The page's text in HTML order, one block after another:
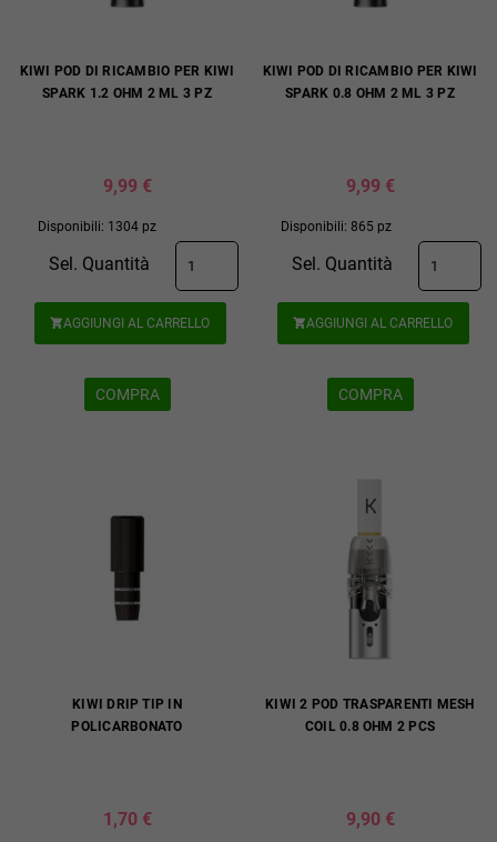
KIWI POD DI RICAMBIO PER KIWI
SPARK 1.2 OHM 2 ML 3 PZ
9,99 €
Disponibili: 1304 pz
Sel. Quantità
AGGIUNGI AL CARRELLO
COMPRA
KIWI POD DI RICAMBIO PER KIWI
SPARK 0.8 OHM 2 ML 3 PZ
9,99 €
Disponibili: 865 pz
Sel. Quantità
AGGIUNGI AL CARRELLO
COMPRA
KIWI DRIP TIP IN
POLICARBONATO
1,70 €
KIWI 2 POD TRASPARENTI MESH
COIL 0.8 OHM 2 PCS
9,90 €